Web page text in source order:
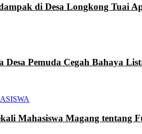
di Desa Longkong Tuai
Desa Pemuda Cegah Bahaya
Mahasiswa Magang tentang